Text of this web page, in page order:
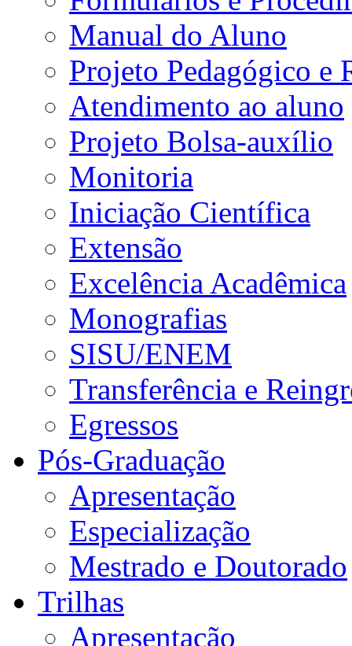
Manual do Aluno
Projeto Pedagógico e
Atendimento ao aluno
Projeto Bolsa-auxílio
Monitoria
Iniciação Científica
Extensão
Excelência Acadêmica
Monografias
SISU/ENEM
Transferência e
Egressos
Pós-Graduação
Apresentação
Especialização
Mestrado e Doutorado
Trilhas
Apresentação